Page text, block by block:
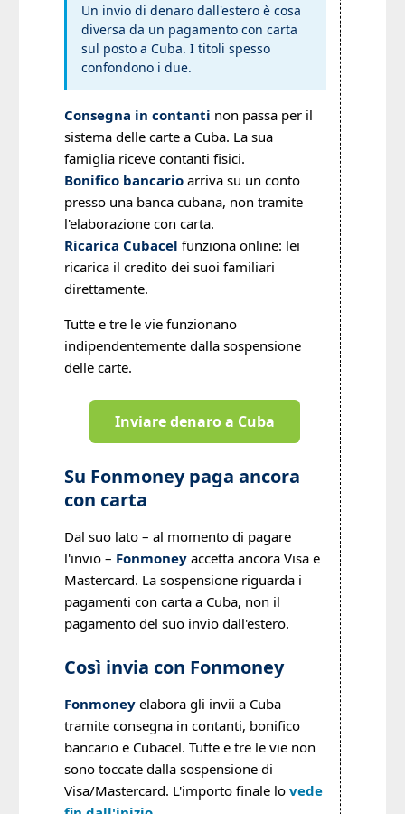
Un invio di denaro dall'estero è cosa
diversa da un pagamento con carta
sul posto a Cuba. I titoli spesso
confondono i due.
Consegna in contanti non passa per il
sistema delle carte a Cuba. La sua
famiglia riceve contanti fisici.
Bonifico bancario arriva su un conto
presso una banca cubana, non tramite
l'elaborazione con carta.
Ricarica Cubacel funziona online: lei
ricarica il credito dei suoi familiari
direttamente.
Tutte e tre le vie funzionano
indipendentemente dalla sospensione
delle carte.
Inviare denaro a Cuba
Su Fonmoney paga ancora
con carta
Dal suo lato – al momento di pagare
l'invio – Fonmoney accetta ancora Visa e
Mastercard. La sospensione riguarda i
pagamenti con carta a Cuba, non il
pagamento del suo invio dall'estero.
Così invia con Fonmoney
Fonmoney elabora gli invii a Cuba
tramite consegna in contanti, bonifico
bancario e Cubacel. Tutte e tre le vie non
sono toccate dalla sospensione di
Visa/Mastercard. L'importo finale lo vede